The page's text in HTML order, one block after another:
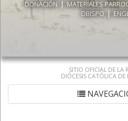
DONACIÓN | MATERIALES
OBISPO |
SITIO OFICIAL DE LA
DIÓCESIS CATÓLICA DE